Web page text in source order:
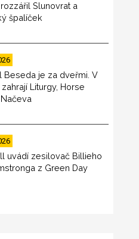
Slunovrat a
špalíček
Beseda je za dveřmi. V
Liturgy, Horse
uvádí zesilovač Billieho
z Green Day